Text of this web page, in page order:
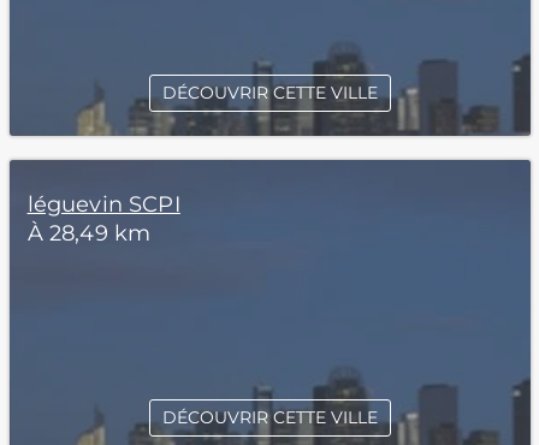
DÉCOUVRIR CETTE VILLE
léguevin SCPI
À 28,49 km
DÉCOUVRIR CETTE VILLE